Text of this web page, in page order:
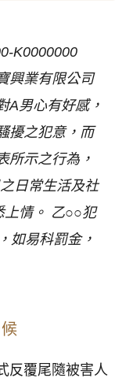
K0000000
興業有限公司
A男心有好感，
擾之犯意，而
所示之行為，
日常生活及社
情。 乙○○犯
，如易科罰金，
反覆尾隨被害人